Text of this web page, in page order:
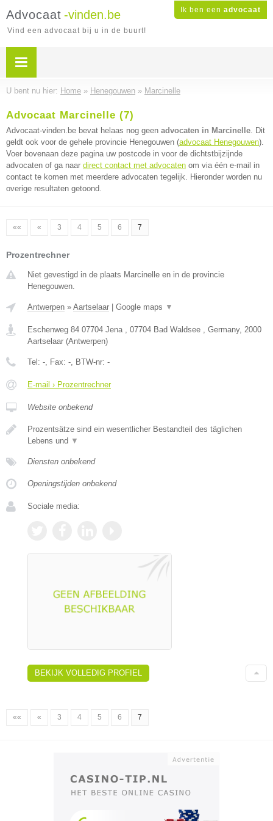
Ik ben een advocaat
Advocaat -vinden.be
Vind een advocaat bij u in de buurt!
U bent nu hier: Home » Henegouwen » Marcinelle
Advocaat Marcinelle (7)
Advocaat-vinden.be bevat helaas nog geen advocaten in Marcinelle. Dit
geldt ook voor de gehele provincie Henegouwen (advocaat Henegouwen).
Voer bovenaan deze pagina uw postcode in voor de dichtstbijzijnde
advocaten of ga naar direct contact met advocaten om via één e-mail in
contact te komen met meerdere advocaten tegelijk. Hieronder worden nu
overige resultaten getoond.
«« « 3 4 5 6 7
Prozentrechner
Niet gevestigd in de plaats Marcinelle en in de provincie
Henegouwen.
Antwerpen » Aartselaar Google maps ▼
Eschenweg 84 07704 Jena , 07704 Bad Waldsee , Germany, 2000
Aartselaar (Antwerpen)
Tel: -, Fax: -, BTW-nr: -
E-mail › Prozentrechner
Website onbekend
Prozentsätze sind ein wesentlicher Bestandteil des täglichen
Lebens und ▼
Diensten onbekend
Openingstijden onbekend
Sociale media:
BEKIJK VOLLEDIG PROFIEL
«« « 3 4 5 6 7